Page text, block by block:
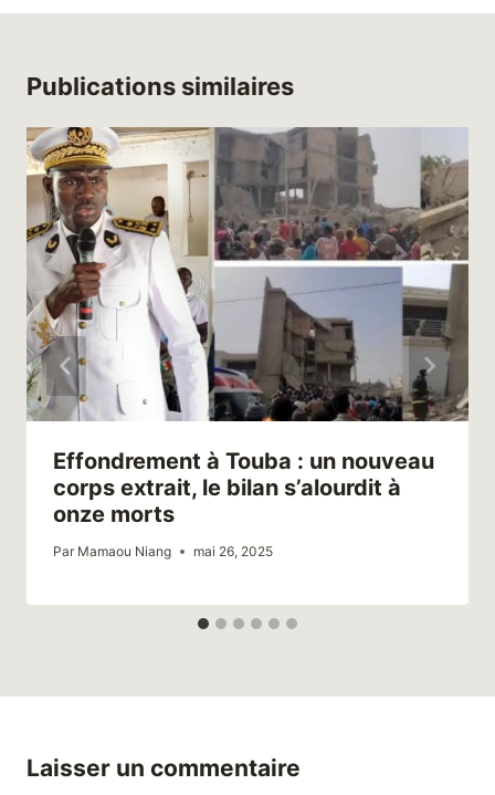
Publications similaires
Effondrement à Touba : un nouveau
corps extrait, le bilan s’alourdit à
onze morts
Par Mamaou Niang mai 26, 2025
Laisser un commentaire